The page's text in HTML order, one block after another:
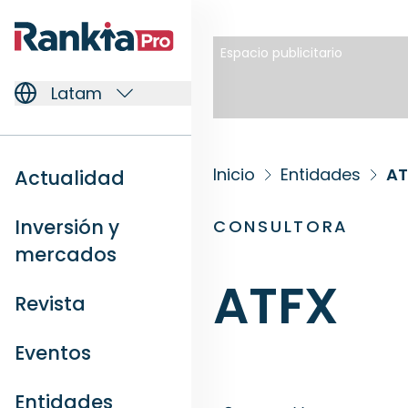
Latam
Actualidad
Inversión y
mercados
Revista
Eventos
Entidades
Espacio publicitario
Inicio Entidades
CONSULTORA
ATFX